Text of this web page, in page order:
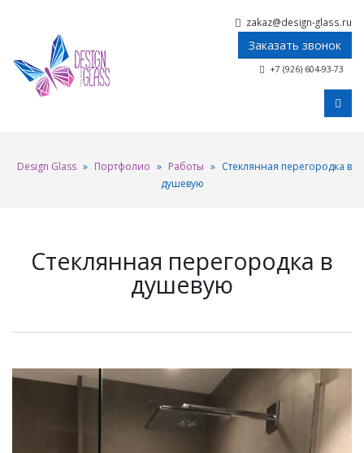
zakaz@design-glass.ru
Заказать звонок
+7 (926) 604-93-73
Design Glass » Портфолио » Работы » Стеклянная перегородка в
душевую
Стеклянная перегородка в
душевую